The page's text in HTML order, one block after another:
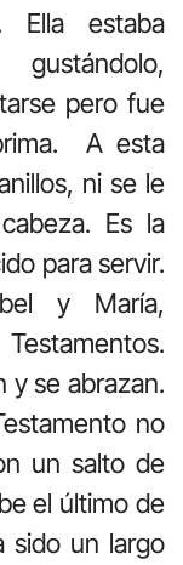
Ella estaba
pero fue
A esta
ni se le
Es la
para servir.
y María,
y se abrazan.
no
un salto de
el último de
sido un largo